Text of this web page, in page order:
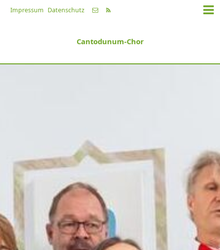
Impressum Datenschutz
Cantodunum-Chor